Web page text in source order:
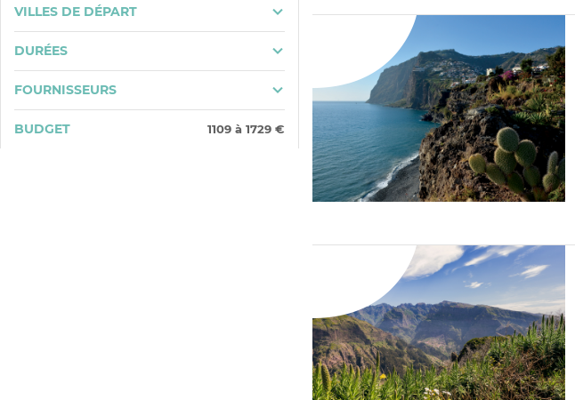
VILLES DE DÉPART
DURÉES
FOURNISSEURS
BUDGET 1109 à 1729 €